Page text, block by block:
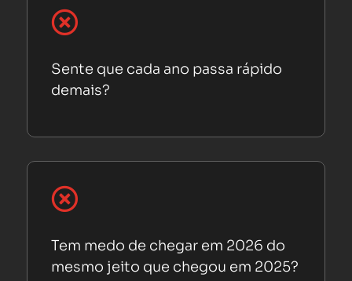

Sente que cada ano passa rápido
demais?

Tem medo de chegar em 2026 do
mesmo jeito que chegou em 2025?